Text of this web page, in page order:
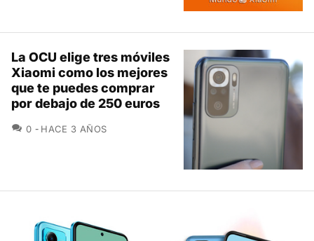
La OCU elige tres móviles
Xiaomi como los mejores
que te puedes comprar
por debajo de 250 euros
0 COMENTARIOS
HACE 3 AÑOS